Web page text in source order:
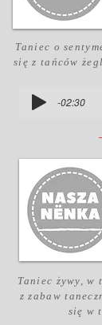
Taniec żywy, w
z zabaw
się w
-02:30
Taniec o
się z tańców